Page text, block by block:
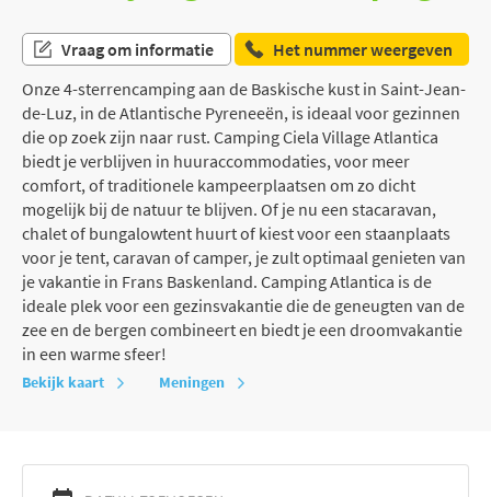
Vraag om informatie
Het nummer weergeven
Onze 4-sterrencamping aan de Baskische kust in Saint-Jean-
de-Luz, in de Atlantische Pyreneeën, is ideaal voor gezinnen
die op zoek zijn naar rust. Camping Ciela Village Atlantica
biedt je verblijven in huuraccommodaties, voor meer
comfort, of traditionele kampeerplaatsen om zo dicht
mogelijk bij de natuur te blijven. Of je nu een stacaravan,
chalet of bungalowtent huurt of kiest voor een staanplaats
voor je tent, caravan of camper, je zult optimaal genieten van
je vakantie in Frans Baskenland. Camping Atlantica is de
ideale plek voor een gezinsvakantie die de geneugten van de
zee en de bergen combineert en biedt je een droomvakantie
in een warme sfeer!
Bekijk kaart Meningen